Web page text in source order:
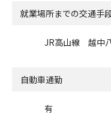
就業場所までの交通手
JR高山線 越中
自動車通勤
有